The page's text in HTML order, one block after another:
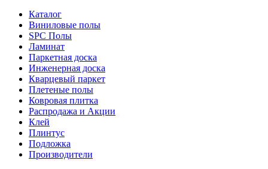
Каталог
Виниловые полы
SPC Полы
Ламинат
Паркетная доска
Инженерная доска
Кварцевый паркет
Плетеные полы
Ковровая плитка
Распродажа и Акции
Клей
Плинтус
Подложка
Производители